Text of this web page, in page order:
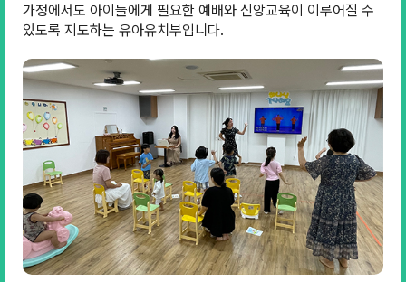
가정에서도 아이들에게 필요한 예배와 신앙교육이 이루어질 수
있도록 지도하는 유아유치부입니다.